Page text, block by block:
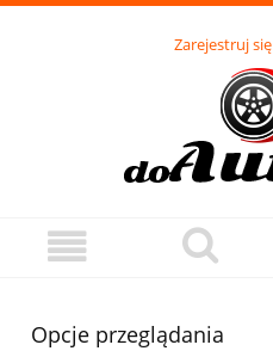
Zarejestruj się
Opcje przeglądania